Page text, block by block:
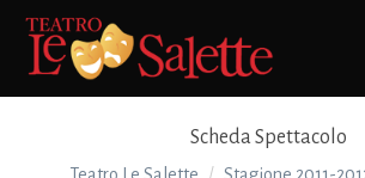
Scheda Spettacolo